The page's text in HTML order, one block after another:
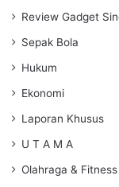
Review Gadget
Sepak Bola
Hukum
Ekonomi
Laporan Khusus
U T A M A
Olahraga & Fitness